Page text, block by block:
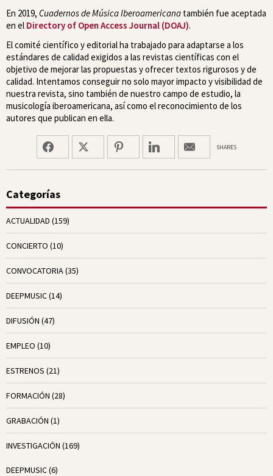
En 2019, Cuadernos de Música Iberoamericana también fue aceptada
en el Directory of Open Access Journal (DOAJ).
El comité científico y editorial ha trabajado para adaptarse a los
estándares de calidad exigidos a las revistas científicas con el
objetivo de mejorar las propuestas y ofrecer textos rigurosos y de
calidad. Intentamos conseguir no solo mayor impacto y visibilidad de
nuestra revista, sino también de nuestro campo de estudio, la
musicología iberoamericana, así como el reconocimiento de los
autores que publican en ella.
SHARES
Categorías
ACTUALIDAD (159)
CONCIERTO (10)
CONVOCATORIA(35)
DEEPMUSIC(14)
DIFUSIÓN (47)
EMPLEO (10)
ESTRENOS (21)
FORMACIÓN (28)
GRABACIÓN (1)
INVESTIGACIÓN (169)
DEEPMUSIC(6)